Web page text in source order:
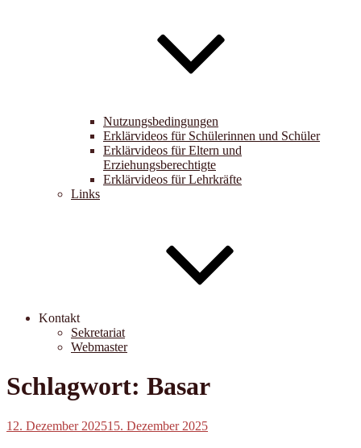
Nutzungsbedingungen
Erklärvideos für Schülerinnen und Schüler
Erklärvideos für Eltern und
Erziehungsberechtigte
Erklärvideos für Lehrkräfte
Links
Kontakt
Sekretariat
Webmaster
Schlagwort: Basar
Veröffentlicht
12. Dezember 202515. Dezember 2025